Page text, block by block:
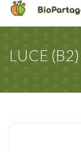
LUCE (B2)